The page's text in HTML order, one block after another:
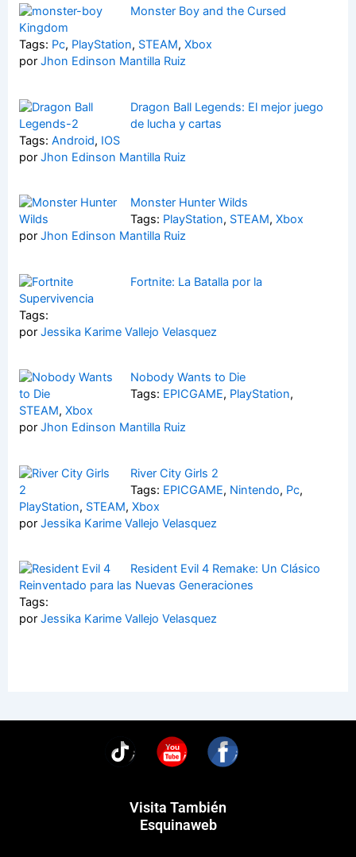
Monster Boy and the Cursed
Kingdom
Tags: Pc, PlayStation, STEAM,Xbox
porJhon Edinson Mantilla Ruiz
Dragon Ball Legends: El mejor juego
de lucha y cartas
Tags:Android, IOS
porJhon Edinson Mantilla Ruiz
Monster Hunter Wilds
Tags: PlayStation, STEAM, Xbox
porJhon Edinson Mantilla Ruiz
Fortnite: La Batalla por la
Supervivencia
Tags:
porJessika Karime Vallejo Velasquez
Nobody Wants to Die
Tags: EPICGAME, PlayStation,
STEAM,Xbox
porJhon Edinson Mantilla Ruiz
River City Girls 2
Tags: EPICGAME, Nintendo, Pc,
PlayStation, STEAM,Xbox
porJessika Karime Vallejo Velasquez
Resident Evil 4 Remake: Un Clásico
Reinventado para las Nuevas Generaciones
Tags:
porJessika Karime Vallejo Velasquez
You
Visita También
Esquinaweb